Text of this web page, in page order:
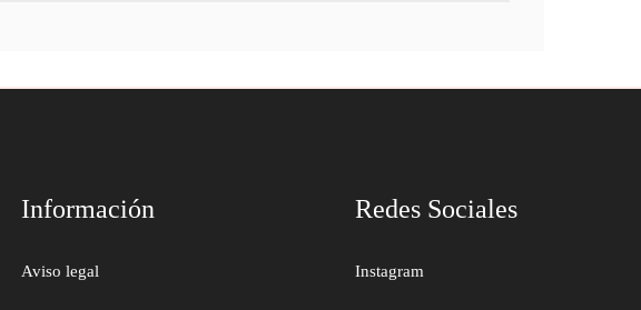
Información
Aviso legal
Redes Sociales
Instagram